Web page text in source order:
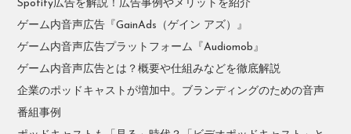
Spotify広告を解説！広告事例やメリットを紹介
ゲーム内音声広告『GainAds（ゲイン アズ）』
ゲーム内音声広告プラットフォーム『Audiomob』
ゲーム内音声広告とは？概要や仕組みなどを徹底解説
企業のポッドキャストが増加中。ブランディングのための音声
番組事例